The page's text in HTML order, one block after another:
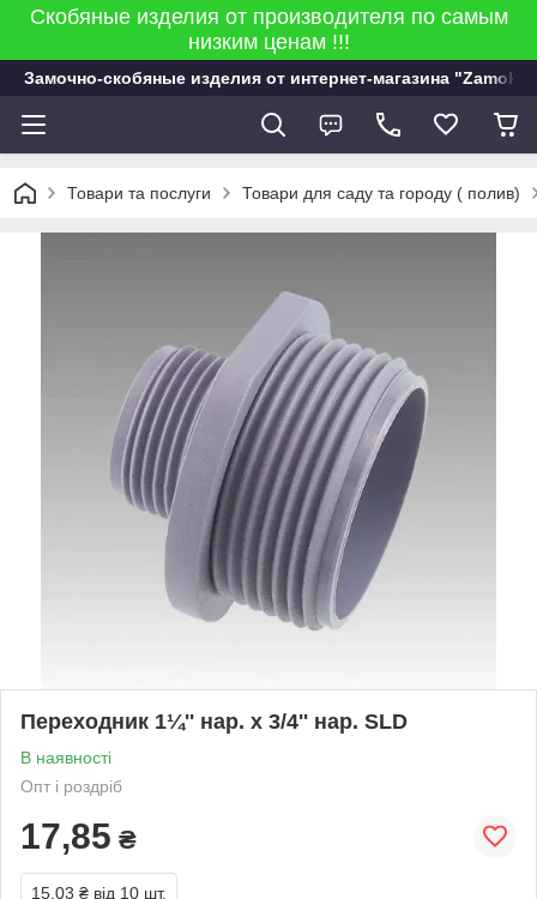
Скобяные изделия от производителя по самым
низким ценам !!!
Замочно-скобяные изделия от интернет-магазина "Zamok
Товари та послуги Товари для саду та городу ( полив)
Переходник 1¼'' нар. x 3/4'' нар. SLD
В наявності
Опт і роздріб
17,85 ₴
15,03 ₴ від 10 шт.